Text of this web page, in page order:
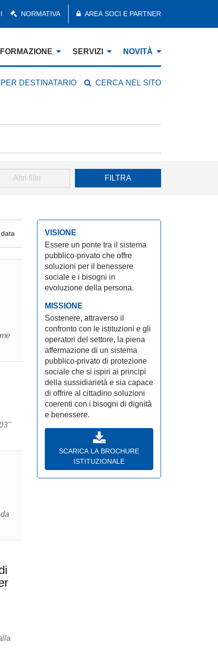
NORMATIVA AREA SOCI E PARTNER
FORMAZIONE SERVIZI NOVITÀ
DESTINATARIO CERCA NEL SITO
Altri filtri FILTRA
VISIONE
Essere un ponte tra il sistema
pubblico-privato che offre
soluzioni per il benessere
sociale e i bisogni in
evoluzione della persona.
MISSIONE
Sostenere, attraverso il
confronto con le istituzioni e gli
operatori del settore, la piena
affermazione di un sistema
pubblico-privato di protezione
sociale che si ispiri ai principi
della sussidiarietà e sia capace
di offrire al cittadino soluzioni
coerenti con i bisogni di dignità
e benessere.
SCARICA LA BROCHURE
ISTITUZIONALE